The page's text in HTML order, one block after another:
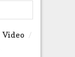
Video